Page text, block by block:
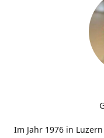
Im Jahr 1976 in